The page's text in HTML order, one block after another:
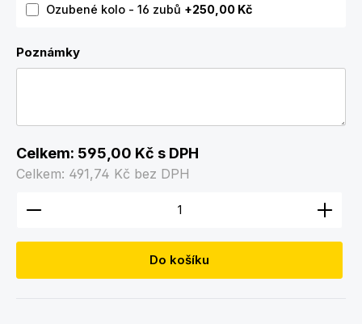
Ozubené kolo - 16 zubů +250,00 Kč
Poznámky
Celkem: 595,00 Kč s DPH
Celkem: 491,74 Kč bez DPH
Množství produktu: Zadejte požadované
Do košíku